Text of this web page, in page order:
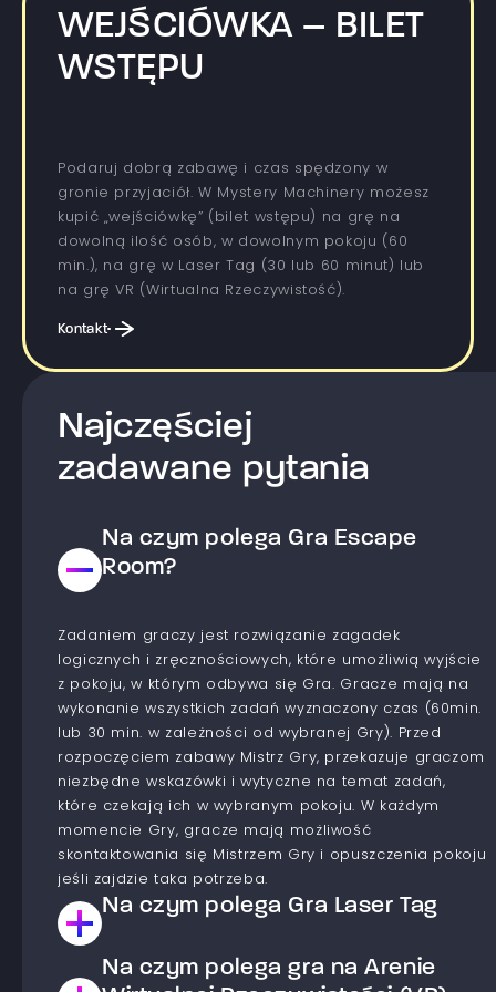
WEJŚCIÓWKA – BILET
WSTĘPU
Podaruj dobrą zabawę i czas spędzony w
gronie przyjaciół. W Mystery Machinery możesz
kupić „wejściówkę” (bilet wstępu) na grę na
dowolną ilość osób, w dowolnym pokoju (60
min.), na grę w Laser Tag (30 lub 60 minut) lub
na grę VR (Wirtualna Rzeczywistość).
Kontakt
Najczęściej
zadawane pytania
Na czym polega Gra Escape
Room?
Zadaniem graczy jest rozwiązanie zagadek
logicznych i zręcznościowych, które umożliwią wyjście
z pokoju, w którym odbywa się Gra. Gracze mają na
wykonanie wszystkich zadań wyznaczony czas (60min.
lub 30 min. w zależności od wybranej Gry). Przed
rozpoczęciem zabawy Mistrz Gry, przekazuje graczom
niezbędne wskazówki i wytyczne na temat zadań,
które czekają ich w wybranym pokoju. W każdym
momencie Gry, gracze mają możliwość
skontaktowania się Mistrzem Gry i opuszczenia pokoju
jeśli zajdzie taka potrzeba.
Na czym polega Gra Laser Tag
Jest to Gra typu paintball laserowy. Gracze dzielą się
Na czym polega gra na Arenie